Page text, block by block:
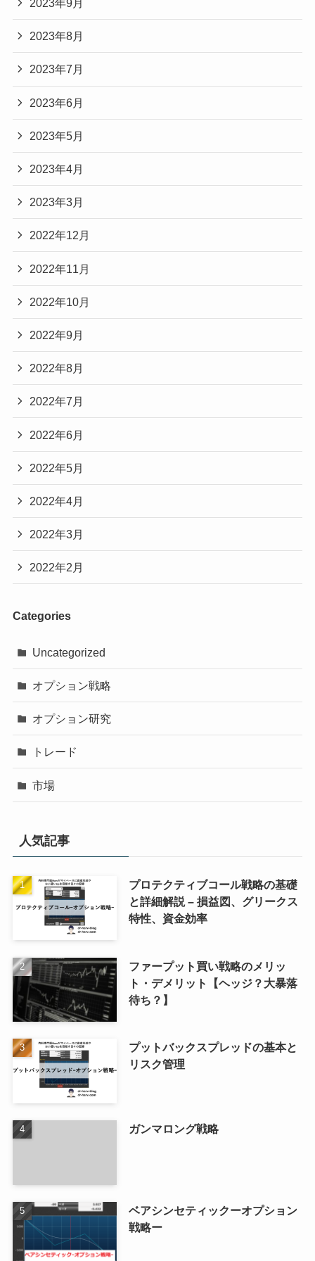
2023年9月
2023年8月
2023年7月
2023年6月
2023年5月
2023年4月
2023年3月
2022年12月
2022年11月
2022年10月
2022年9月
2022年8月
2022年7月
2022年6月
2022年5月
2022年4月
2022年3月
2022年2月
Categories
Uncategorized
オプション戦略
オプション研究
トレード
市場
人気記事
プロテクティブコール戦略の基礎
と詳細解説 – 損益図、グリークス
特性、資金効率
ファープット買い戦略のメリッ
ト・デメリット【ヘッジ？大暴落
待ち？】
プットバックスプレッドの基本と
リスク管理
ガンマロング戦略
ベアシンセティックーオプション
戦略ー